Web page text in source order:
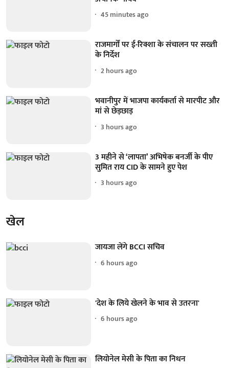
45 minutes ago
राजमार्गों पर ई-रिक्शा के संचालन पर सख्ती
के निर्देश
2 hours ago
भवानीपुर में भाजपा कार्यकर्ता से मारपीट और
मां से छेड़छाड़
3 hours ago
3 महीने से ‘लापता’ अभिषेक बनर्जी के पीए
सुमित राय CID के सामने हुए पेश
3 hours ago
खेल
जायजा लेंगे BCCI सचिव
6 hours ago
'देश के लिये खेलने के भाव से उतरना'
6 hours ago
लियोनेल मेसी के पिता का निधन